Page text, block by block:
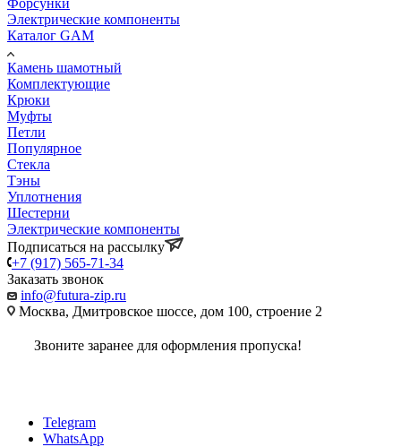
Электрические компоненты
Каталог GAM
Камень шамотный
Комплектующие
Крюки
Муфты
Петли
Популярное
Стекла
Тэны
Уплотнения
Шестерни
Электрические компоненты
Подписаться на рассылку
+7 (917) 565-71-34
Заказать звонок
info@futura-zip.ru
Москва, Дмитровское шоссе, дом 100, строение 2
Звоните заранее для оформления пропуска!
Telegram
WhatsApp